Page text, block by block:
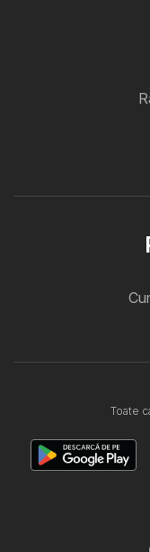
Toate